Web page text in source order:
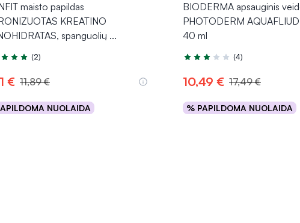
maisto papildas
KREATINO
spanguolių ...
5.0 iš 5
(2)
€ 11,89 €
NUOLAIDA
Į krepšelį
BIODERMA apsauginis
PHOTODERM
40 ml
Įvertinimas 3.3 iš 5
(4)
10,49 € 17,49 €
% PAPILDOMA NUOLAIDA
Į krepšelį